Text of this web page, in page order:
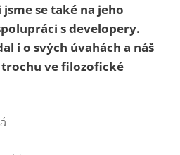
se také na jeho
s developery.
i o svých úvahách a náš
ve filozofické